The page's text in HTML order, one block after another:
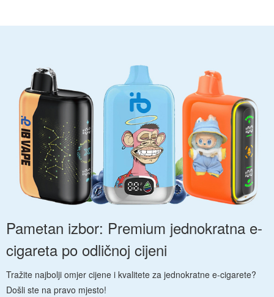
Pametan izbor: Premium jednokratna e-
cigareta po odličnoj cijeni
Tražite najbolji omjer cijene i kvalitete za jednokratne e-cigarete?
Došli ste na pravo mjesto!